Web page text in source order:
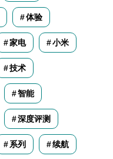
体验
家电 小米
技术
智能
深度评测
系列 续航